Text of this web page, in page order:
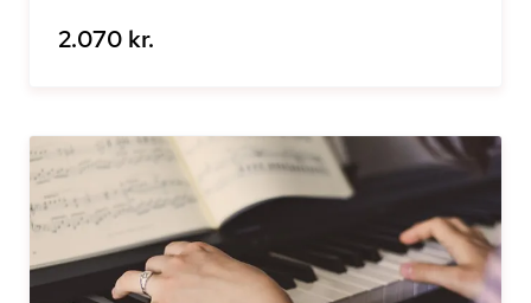
2.070 kr.